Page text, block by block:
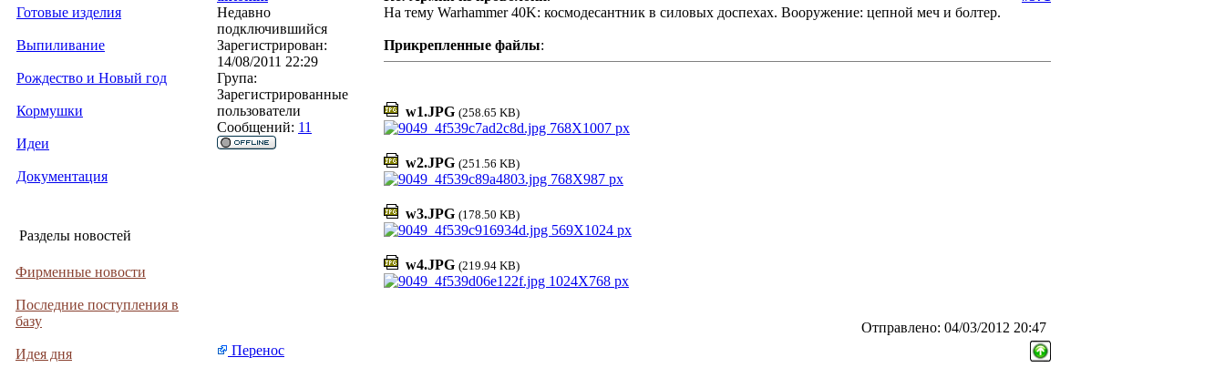
Готовые изделия
Выпиливание
Рождество и Новый год
Кормушки
Идеи
Документация
Разделы новостей
Фирменные новости
Последние поступления в
базу
Идея дня
Недавно
подключившийся
Зарегистрирован:
14/08/2011 22:29
Група:
Зарегистрированные
пользователи
Сообщений: 11
На тему Warhammer 40K: космодесантник в силовых доспехах. Вооружение: цепной меч и болтер.
Прикрепленные файлы:
w1.JPG (258.65 KB)
w2.JPG (251.56 KB)
w3.JPG (178.50 KB)
w4.JPG (219.94 KB)
Отправлено: 04/03/2012 20:47
Перенос